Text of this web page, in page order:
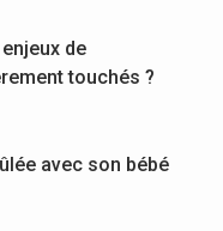
de
touchés ?
avec son bébé